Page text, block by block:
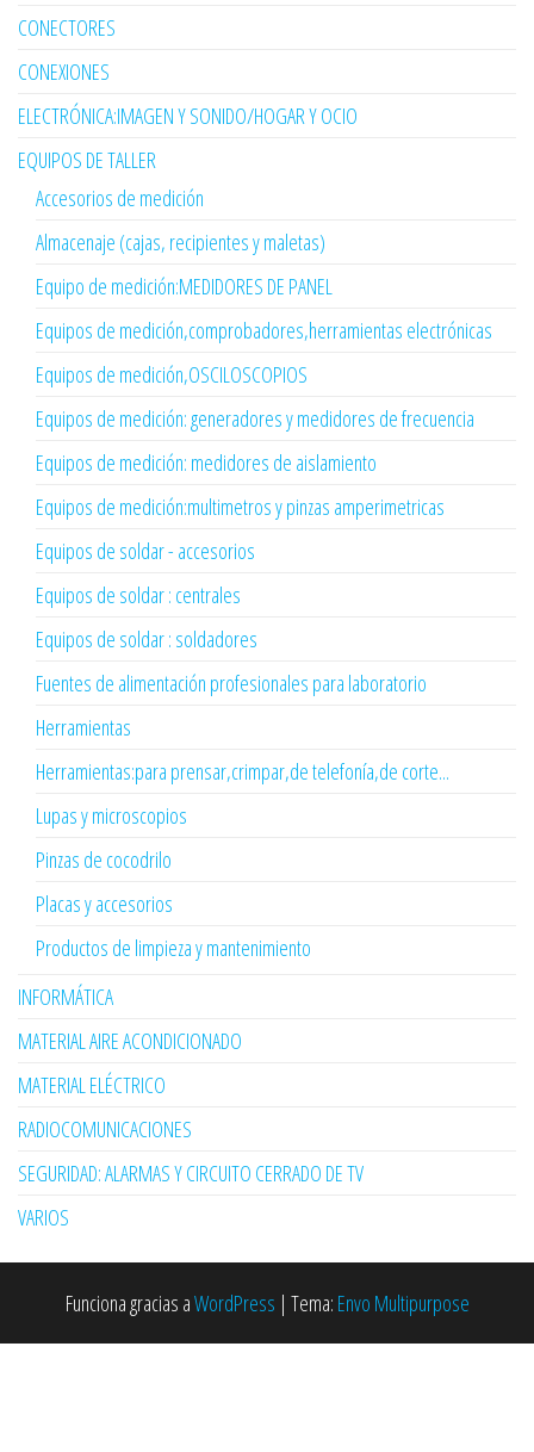
CONECTORES
CONEXIONES
ELECTRÓNICA:IMAGEN Y SONIDO/HOGAR Y OCIO
EQUIPOS DE TALLER
Accesorios de medición
Almacenaje (cajas, recipientes y maletas)
Equipo de medición:MEDIDORES DE PANEL
Equipos de medición,comprobadores,herramientas electrónicas
Equipos de medición,OSCILOSCOPIOS
Equipos de medición: generadores y medidores de frecuencia
Equipos de medición: medidores de aislamiento
Equipos de medición:multimetros y pinzas amperimetricas
Equipos de soldar - accesorios
Equipos de soldar : centrales
Equipos de soldar : soldadores
Fuentes de alimentación profesionales para laboratorio
Herramientas
Herramientas:para prensar,crimpar,de telefonía,de corte...
Lupas y microscopios
Pinzas de cocodrilo
Placas y accesorios
Productos de limpieza y mantenimiento
INFORMÁTICA
MATERIAL AIRE ACONDICIONADO
MATERIAL ELÉCTRICO
RADIOCOMUNICACIONES
SEGURIDAD: ALARMAS Y CIRCUITO CERRADO DE TV
VARIOS
Funciona gracias aWordPress | Tema: Envo Multipurpose